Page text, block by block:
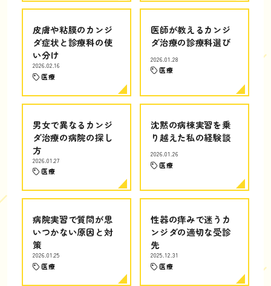
皮膚や粘膜のカンジ
ダ症状と診療科の使
い分け
2026.02.16
医療
医師が教えるカンジ
ダ治療の診療科選び
2026.01.28
医療
男女で異なるカンジ
ダ治療の病院の探し
方
2026.01.27
医療
沈黙の病棟実習を乗
り越えた私の経験談
2026.01.26
医療
病院実習で質問が思
いつかない原因と対
策
2026.01.25
医療
性器の痒みで迷うカ
ンジダの適切な受診
先
2025.12.31
医療